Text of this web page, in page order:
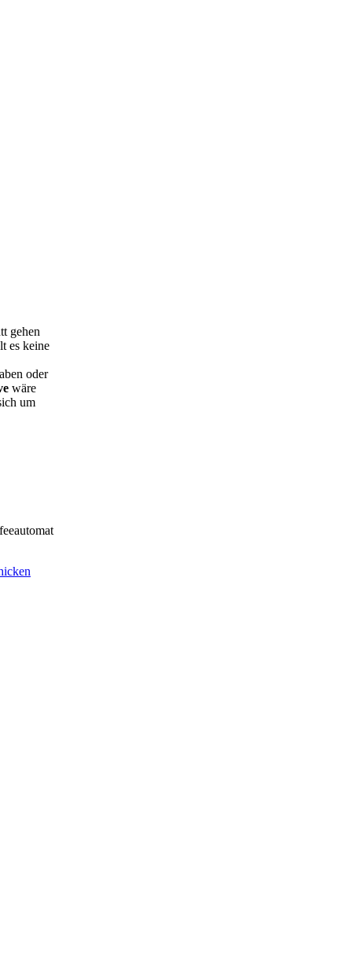
gehen
es keine
oder
wäre
um